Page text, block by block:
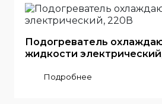
Подогреватель
жидкости
Подробнее